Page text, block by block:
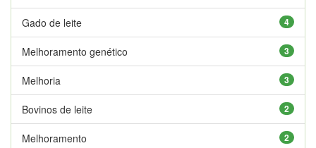
4
Gado de leite
3
Melhoramento genético
3
Melhoria
2
Bovinos de leite
2
Melhoramento